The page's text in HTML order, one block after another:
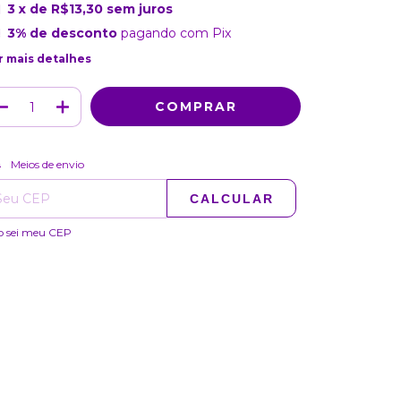
3 x de R$13,30 sem juros
3% de descontopagando com Pix
mais detalhes
para o CEP:
Meios de envio
CALCULAR
sei meu CEP